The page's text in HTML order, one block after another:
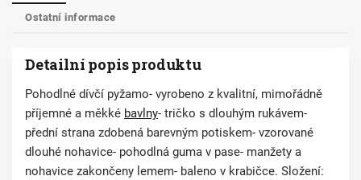
Ostatní informace
Detailní popis produktu
Pohodlné dívčí pyžamo- vyrobeno z kvalitní, mimořádně
příjemné a měkké bavlny- tričko s dlouhým rukávem-
přední strana zdobená barevným potiskem- vzorované
dlouhé nohavice- pohodlná guma v pase- manžety a
nohavice zakončeny lemem- baleno v krabičce. Složení: